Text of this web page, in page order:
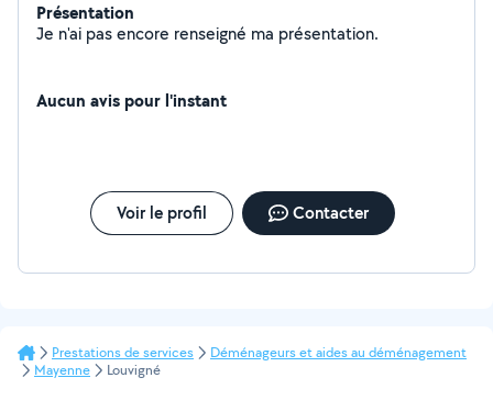
Présentation
Je n'ai pas encore renseigné ma présentation.
Aucun avis pour l'instant
Voir le profil Contacter
Prestations de services
Déménageurs et aides au déménagement
Mayenne
Louvigné